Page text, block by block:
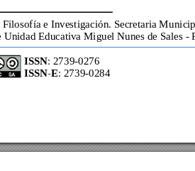
ISSN: 2739-0276
ISSN-E: 2739-0284
Filosofía e Investigación. Secretaria Mu
Educativa Miguel Nunes de Sales -